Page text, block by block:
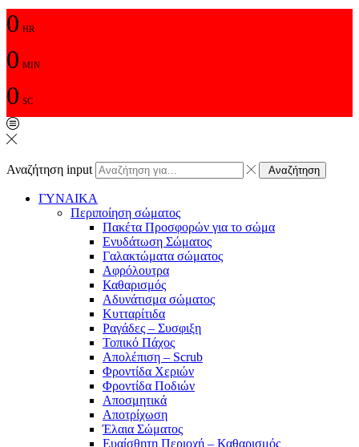
0 HR
0 MIN
0 SC
Αναζήτηση input Αναζήτηση
ΓΥΝΑΙΚΑ
Περιποίηση σώματος
Πακέτα Προσφορών για το σώμα
Ενυδάτωση Σώματος
Γαλακτώματα σώματος
Αφρόλουτρα
Καθαρισμός
Αδυνάτισμα σώματος
Κυτταρίτιδα
Ραγάδες – Συσφιξη
Τοπικό Πάχος
Απολέπιση – Scrub
Φροντίδα Χεριών
Φροντίδα Ποδιών
Αποσμητικά
Αποτρίχωση
Έλαια Σώματος
Ευαίσθητη Περιοχή – Καθαρισμός